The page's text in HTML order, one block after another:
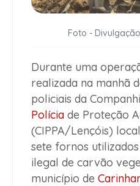
Foto -
Durante uma
realizada na manhã
policiais da
Polícia de Proteção
(CIPPA/Lençóis)
sete fornos
ilegal de carvão
município de